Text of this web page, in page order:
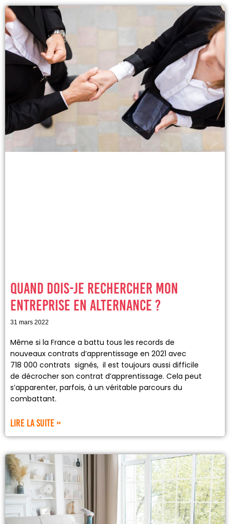
Quand dois-je rechercher mon
entreprise en alternance ?
31 mars 2022
Même si la France a battu tous les records de
nouveaux contrats d’apprentissage en 2021 avec
718 000 contrats signés, il est toujours aussi difficile
de décrocher son contrat d’apprentissage. Cela peut
s’apparenter, parfois, à un véritable parcours du
combattant.
Lire la suite »